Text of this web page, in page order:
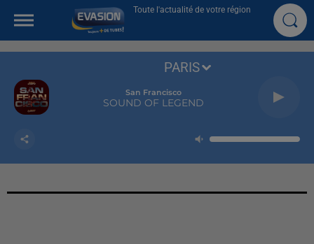
Toute l'actualité de votre région
San Francisco
SOUND OF LEGEND
PARIS